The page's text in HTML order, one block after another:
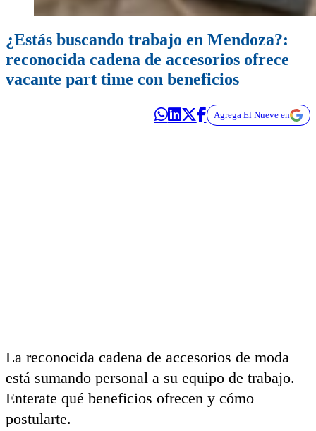
¿Estás buscando trabajo en Mendoza?:
reconocida cadena de accesorios ofrece
vacante part time con beneficios
Agrega El Nueve en
La reconocida cadena de accesorios de moda
está sumando personal a su equipo de trabajo.
Enterate qué beneficios ofrecen y cómo
postularte.